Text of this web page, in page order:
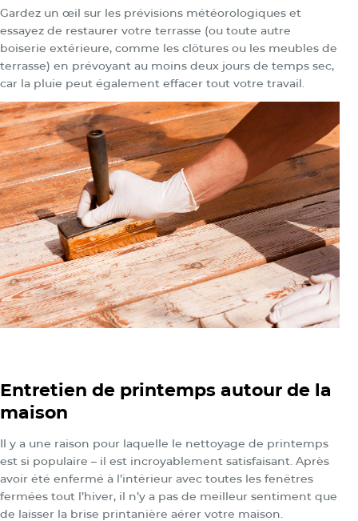
Gardez un œil sur les prévisions météorologiques et
essayez de restaurer votre terrasse (ou toute autre
boiserie extérieure, comme les clôtures ou les meubles de
terrasse) en prévoyant au moins deux jours de temps sec,
car la pluie peut également effacer tout votre travail.
Entretien de printemps autour de la
maison
Il y a une raison pour laquelle le nettoyage de printemps
est si populaire – il est incroyablement satisfaisant. Après
avoir été enfermé à l’intérieur avec toutes les fenêtres
fermées tout l’hiver, il n’y a pas de meilleur sentiment que
de laisser la brise printanière aérer votre maison.